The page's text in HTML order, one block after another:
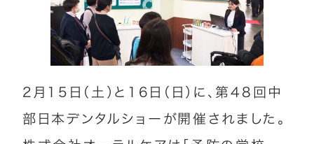
2月15日（土）と16日（日）に、第48回中
部日本デンタルショーが開催されました。